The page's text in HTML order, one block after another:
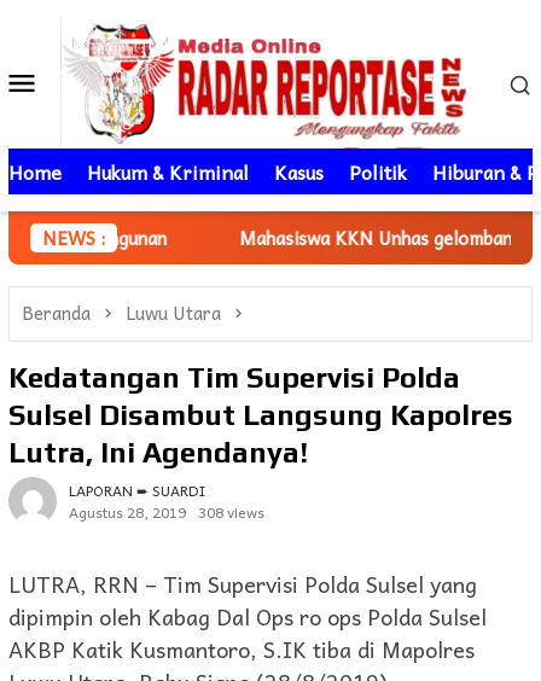
kontenMenu
Mobile
Home Hukum & Kriminal Kasus Politik Hiburan &
NEWS : Mahasiswa KKN Unhas gelombang 116
Beranda Luwu Utara
Kedatangan Tim Supervisi Polda
Sulsel Disambut Langsung Kapolres
Lutra, Ini Agendanya!
LAPORAN ➨ SUARDI
Agustus 28, 2019 308 views
LUTRA, RRN – Tim Supervisi Polda Sulsel yang
dipimpin oleh Kabag Dal Ops ro ops Polda Sulsel
AKBP Katik Kusmantoro, S.IK tiba di Mapolres